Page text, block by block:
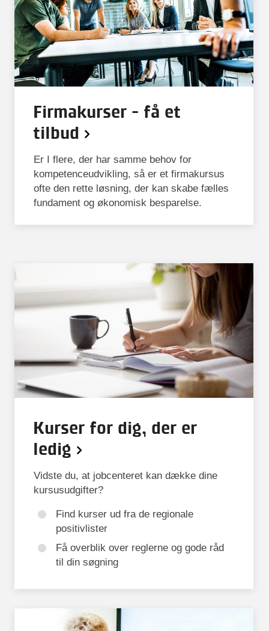
Firmakurser - få et
tilbud
Er I flere, der har samme behov for
kompetenceudvikling, så er et firmakursus
ofte den rette løsning, der kan skabe fælles
fundament og økonomisk besparelse.
Kurser for dig, der er
ledig
Vidste du, at jobcenteret kan dække dine
kursusudgifter?
Find kurser ud fra de regionale
positivlister
Få overblik over reglerne og gode råd
til din søgning